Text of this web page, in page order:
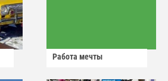
Работа мечты